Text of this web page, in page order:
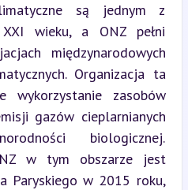
są jednym z
wieku, a ONZ pełni
międzynarodowych
Organizacja ta
wykorzystanie zasobów
gazów cieplarnianych
biologicznej.
w tym obszarze jest
Paryskiego w 2015 roku,